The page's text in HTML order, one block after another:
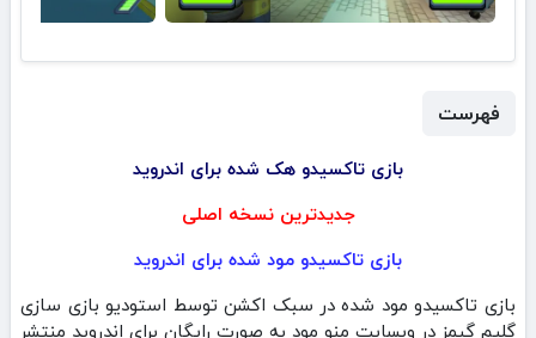
فهرست
بازی تاکسیدو هک شده برای اندروید
جدیدترین نسخه اصلی
بازی تاکسیدو مود شده برای اندروید
بازی تاکسیدو مود شده در سبک اکشن توسط استودیو بازی سازی
گلیم گیمز در وبسایت منو مود به صورت رایگان برای اندروید منتشر